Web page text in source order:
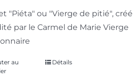
"Piéta" ou "Vierge de pitié", créé
par le Carmel de Marie Vierge
au
Détails